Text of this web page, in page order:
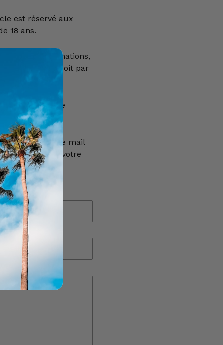
est réservé aux
18 ans.
plus d'informations,
69 22 49 42, soit par
le formulaire de
réponse à votre mail
vérifier votre
mail*